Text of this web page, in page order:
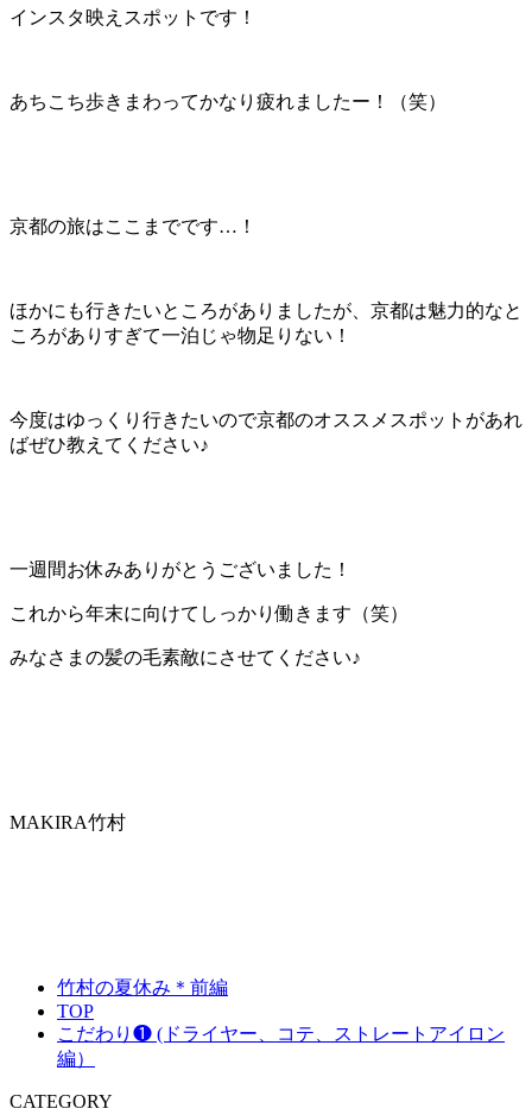
インスタ映えスポットです！
あちこち歩きまわってかなり疲れましたー！（笑）
京都の旅はここまでです…！
ほかにも行きたいところがありましたが、京都は魅力的なと
ころがありすぎて一泊じゃ物足りない！
今度はゆっくり行きたいので京都のオススメスポットがあれ
ばぜひ教えてください♪
一週間お休みありがとうございました！
これから年末に向けてしっかり働きます（笑）
みなさまの髪の毛素敵にさせてください♪
MAKIRA竹村
竹村の夏休み＊前編
TOP
こだわり❶ (ドライヤー、コテ、ストレートアイロン
編）
CATEGORY